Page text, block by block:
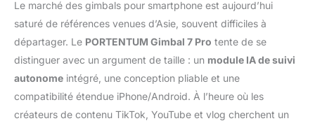
Le marché des gimbals pour smartphone est aujourd’hui
saturé de références venues d’Asie, souvent difficiles à
départager. Le PORTENTUM Gimbal 7 Pro tente de se
distinguer avec un argument de taille : un module IA de suivi
autonome intégré, une conception pliable et une
compatibilité étendue iPhone/Android. À l’heure où les
créateurs de contenu TikTok, YouTube et vlog cherchent un